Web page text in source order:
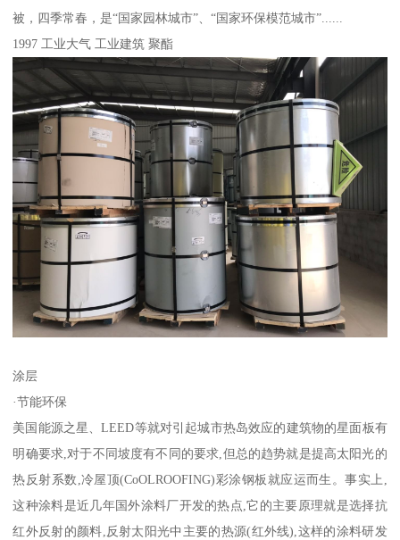
被，四季常春，是“国家园林城市”、“国家环保模范城市”......
1997 工业大气 工业建筑 聚酯
涂层
·节能环保
美国能源之星、LEED等就对引起城市热岛效应的建筑物的星面板有
明确要求,对于不同坡度有不同的要求,但总的趋势就是提高太阳光的
热反射系数,冷屋顶(CoOLROOFING)彩涂钢板就应运而生。事实上,
这种涂料是近几年国外涂料厂开发的热点,它的主要原理就是选择抗
红外反射的颜料,反射太阳光中主要的热源(红外线),这样的涂料研发